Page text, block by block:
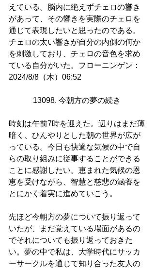
えている。脳内に絶えずチェロの響き
があって、その響きを実際のチェロを
通じて表現したいと思ったのである。
チェロの太い響きが自分の内側の何か
を刺激しており、チェロの音色を求め
ている自分がいた。フローニンゲン：
2024/8/8（木）06:52
13098. 今朝方の夢の続き
時刻は午前7時を迎えた。辺りはまだ薄
暗く、ひんやりとした朝の世界が広が
っている。今日も快適な気候の中で自
らの取り組みに従事することができる
ことに感謝したい。恵まれた気候の恩
恵を受けながら、智慧と慈悲の涵養を
とにかく着実に進めていこう。
先ほど今朝方の夢について振り返って
いたが、まだ覚えている場面があるの
でそれについても振り返っておきた
い。夢の中で私は、大学時代にサッカ
ーサークルを通じて知り合った友人の